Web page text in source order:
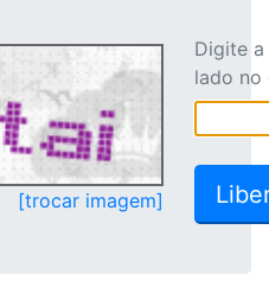
[trocar imagem]
Digite
lado no